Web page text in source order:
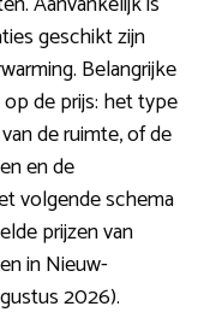
geschikt zijn
Belangrijke
de prijs: het type
de ruimte, of de
en de
volgende schema
prijzen van
in Nieuw-
2026).